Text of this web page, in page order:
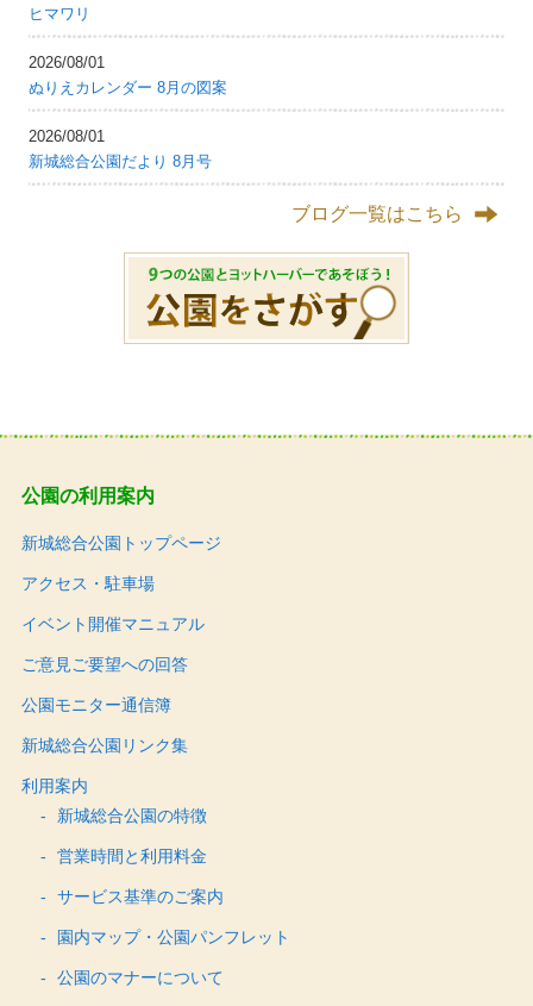
ヒマワリ
2026/08/01
ぬりえカレンダー 8月の図案
2026/08/01
新城総合公園だより 8月号
ブログ一覧はこちら
公園の利用案内
新城総合公園トップページ
アクセス・駐車場
イベント開催マニュアル
ご意見ご要望への回答
公園モニター通信簿
新城総合公園リンク集
利用案内
新城総合公園の特徴
営業時間と利用料金
サービス基準のご案内
園内マップ・公園パンフレット
公園のマナーについて